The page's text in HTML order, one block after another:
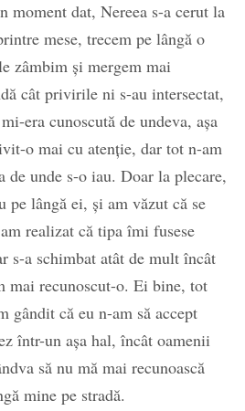
moment dat, Nereea s-a cerut la
mese, trecem pe lângă o
zâmbim și mergem mai
cât privirile ni s-au intersectat,
era cunoscută de undeva, așa
o mai cu atenție, dar tot n-am
de unde s-o iau. Doar la plecare,
pe lângă ei, și am văzut că se
realizat că tipa îmi fusese
s-a schimbat atât de mult încât
mai recunoscut-o. Ei bine, tot
gândit că eu n-am să accept
într-un așa hal, încât oamenii
să nu mă mai recunoască
mine pe stradă.